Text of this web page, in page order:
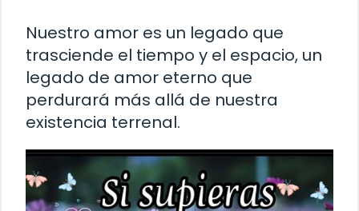
Nuestro amor es un legado que
trasciende el tiempo y el espacio, un
legado de amor eterno que
perdurará más allá de nuestra
existencia terrenal.